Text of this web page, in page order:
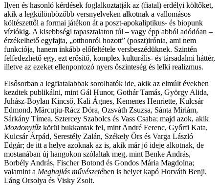
Ilyen és hasonló kérdések foglalkoztatják az (fiatal) erdélyi költőket,
akik a legkülönbözőbb versnyelveken alkotnak a vallomásos
költészettől a formai játékon át a poszt-apokaliptikus- és biopunk
víziókig. A kisebbségi tapasztalaton túl – vagy épp abból adódóan –
érzékelhető egyfajta, „otthonról hozott” (poszt)irónia, ami nem
funkciója, hanem inkább előfeltétele versbeszédüknek. Szintén
felfedezhető egy, ezt erősítő, komplex kulturális- és társadalmi háttér,
illetve az ezeket ellenpontozó nyers őszinteség és lelki realizmus.
Elsősorban a legfiatalabbak sorolhatók ide, akik az elmúlt években
kezdtek publikálni, mint Gál Hunor, Gothár Tamás, György Alida,
Juhász-Boylan Kincső, Kali Ágnes, Kemenes Henriette, Kulcsár
Edmond, Mărcuțiu-Rácz Dóra, Ozsváth Zsuzsa, Sánta Miriám,
Sárkány Tímea, Sztercey Szabolcs és Vass Csaba; majd azok, akik
Mozdonytűz körül bukkantak fel, mint André Ferenc, Győrfi Kata,
Kulcsár Árpád, Serestély Zalán, Székely Örs és Varga László
Edgár; de itt a helye azoknak az is, akik már jó ideje alkotnak, de
mostanában új hangokon szólaltak meg, mint Benke András,
Borbély András, Fischer Botond és Gondos Mária Magdolna;
valamint a Meghajlás művészetében is helyet kapó Horváth Benji,
Láng Orsolya és Visky Zsolt.